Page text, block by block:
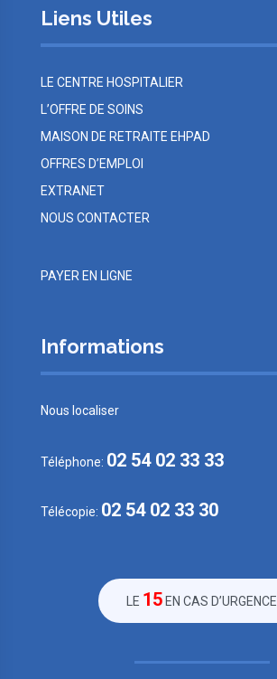
Liens Utiles
LE CENTRE HOSPITALIER
L’OFFRE DE SOINS
MAISON DE RETRAITE EHPAD
OFFRES D’EMPLOI
EXTRANET
NOUS CONTACTER
PAYER EN LIGNE
Informations
Nous localiser
Téléphone: 02 54 02 33 33
Télécopie: 02 54 02 33 30
LE 15 EN CAS D’URGENCE